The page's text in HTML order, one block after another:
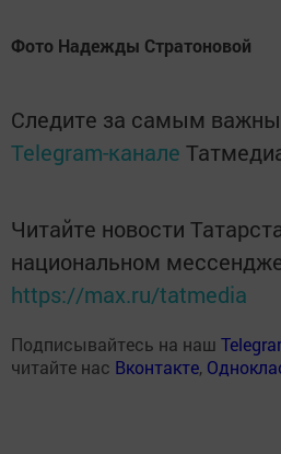
Фото Надежды Стратоновой
Следите за самым
Telegram-канале
Читайте новости
национальном
https://max.ru/tatmedia
Подписывайтесь на наш
читайте нас Вконтакте,